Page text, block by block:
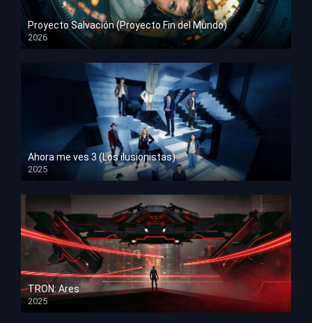
Proyecto Salvación (Proyecto Fin del Mundo)
2026
HD 1080p
Ahora me ves 3 (Los ilusionistas)
2025
HD 1080p
TRON: Ares
2025
HD 1080p